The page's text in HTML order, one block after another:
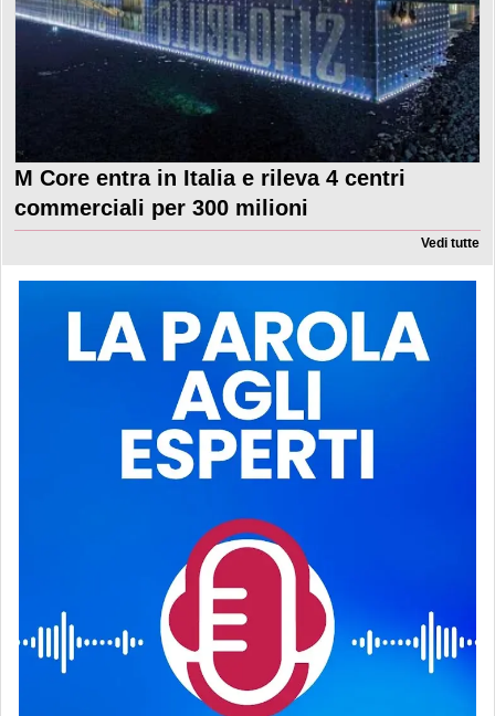
M Core entra in Italia e rileva 4 centri
commerciali per 300 milioni
Vedi tutte